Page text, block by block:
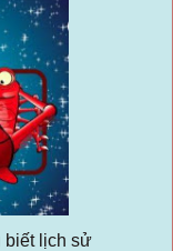
biết lịch sử